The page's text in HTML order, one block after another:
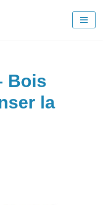
Bois
la